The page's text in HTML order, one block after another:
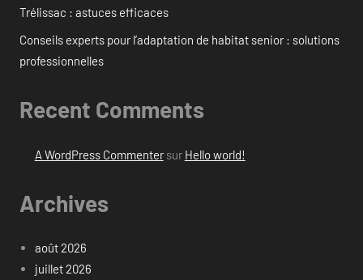
Trélissac : astuces efficaces
Conseils experts pour l’adaptation de habitat senior : solutions
professionnelles
Recent Comments
A WordPress Commentersur Hello world!
Archives
août 2026
juillet 2026